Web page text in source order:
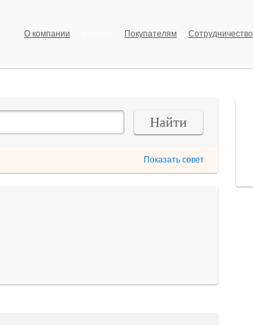
О компании Покупателям Сотрудничество
Найти
Показать совет